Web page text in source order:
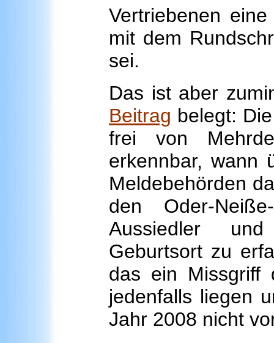
Vertriebenen
mit dem
sei.
Das ist aber
Beitrag belegt:
frei von
erkennbar, wann
Meldebehörden
den Oder-
Aussiedler
Geburtsort zu
das ein Missgriff
jedenfalls liegen
Jahr 2008 nicht